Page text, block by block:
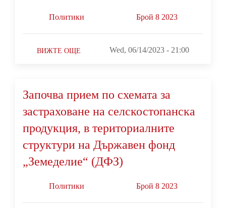
Политики Брой 8 2023
ВИЖТЕ ОЩЕ Wed, 06/14/2023 - 21:00
Започва прием по схемата за
застраховане на селскостопанска
продукция, в териториалните
структури на Държавен фонд
„Земеделие“ (ДФЗ)
Политики Брой 8 2023